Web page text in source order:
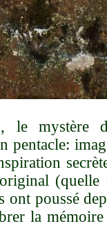
le mystère
pentacle:
(quelle
ont poussé
la mémoire